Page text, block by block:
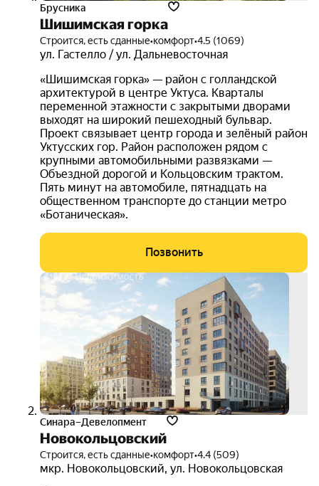
Брусника
Шишимская горка
Строится, есть сданные•комфорт•4.5 (1069)
ул. Гастелло / ул. Дальневосточная
«Шишимская горка» — район с голландской
архитектурой в центре Уктуса. Кварталы
переменной этажности с закрытыми дворами
выходят на широкий пешеходный бульвар.
Проект связывает центр города и зелёный район
Уктусских гор. Район расположен рядом с
крупными автомобильными развязками —
Объездной дорогой и Кольцовским трактом.
Пять минут на автомобиле, пятнадцать на
общественном транспорте до станции метро
«Ботаническая».
Позвонить
Синара–Девелопмент
Новокольцовский
Строится, есть сданные•комфорт•4.4 (509)
мкр. Новокольцовский, ул. Новокольцовская